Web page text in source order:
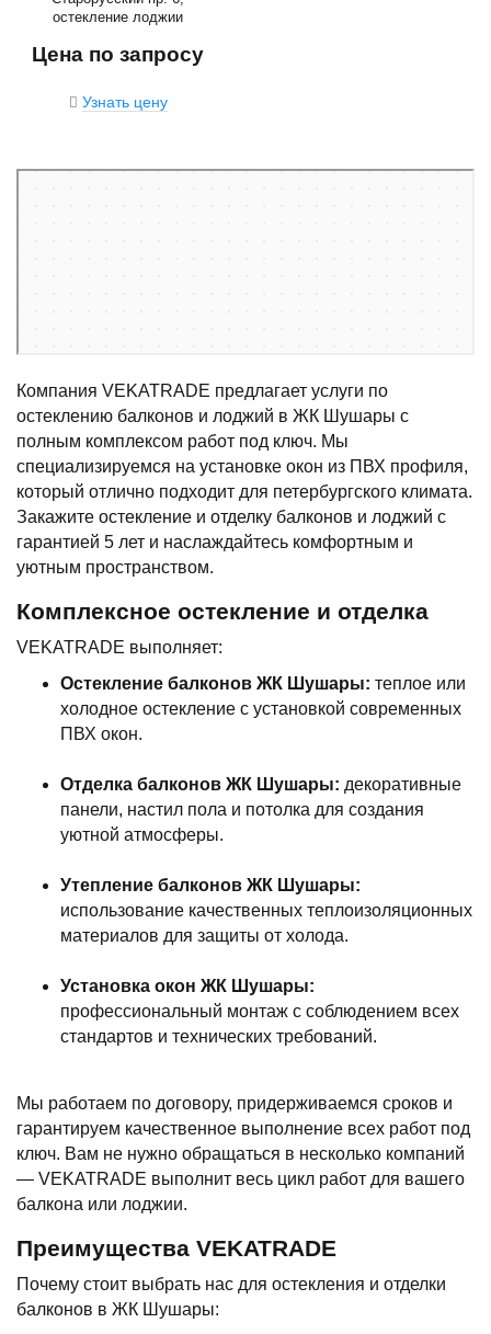
остекление лоджии
Цена по запросу
Узнать цену
Компания VEKATRADE предлагает услуги по
остеклению балконов и лоджий в ЖК Шушары с
полным комплексом работ под ключ. Мы
специализируемся на установке окон из ПВХ профиля,
который отлично подходит для петербургского климата.
Закажите остекление и отделку балконов и лоджий с
гарантией 5 лет и наслаждайтесь комфортным и
уютным пространством.
Комплексное остекление и отделка
VEKATRADE выполняет:
Остекление балконов ЖК Шушары: теплое или
холодное остекление с установкой современных
ПВХ окон.
Отделка балконов ЖК Шушары: декоративные
панели, настил пола и потолка для создания
уютной атмосферы.
Утепление балконов ЖК Шушары:
использование качественных теплоизоляционных
материалов для защиты от холода.
Установка окон ЖК Шушары:
профессиональный монтаж с соблюдением всех
стандартов и технических требований.
Мы работаем по договору, придерживаемся сроков и
гарантируем качественное выполнение всех работ под
ключ. Вам не нужно обращаться в несколько компаний
— VEKATRADE выполнит весь цикл работ для вашего
балкона или лоджии.
Преимущества VEKATRADE
Почему стоит выбрать нас для остекления и отделки
балконов в ЖК Шушары: